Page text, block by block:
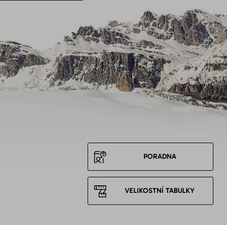
PORADNA
VELIKOSTNÍ TABULKY